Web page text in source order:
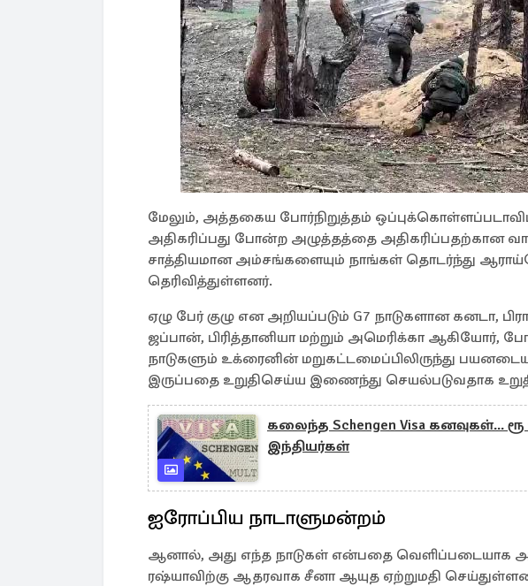
மேலும், அத்தகைய போர்நிறுத்தம்
அதிகரிப்பது போன்ற அழுத்தத்தை அதிகரிப்பதற்கான
சாத்தியமான அம்சங்களையும் நாங்கள் தொடர்ந்து
தெரிவித்துள்ளனர்.
ஏழு பேர் குழு என அறியப்படும் G7 நாடுகளான கனடா,
ஜப்பான், பிரித்தானியா மற்றும் அமெரிக்கா ஆகியோர்,
நாடுகளும் உக்ரைனின் மறுகட்டமைப்பிலிருந்து
இருப்பதை உறுதிசெய்ய இணைந்து செயல்படுவதாக
கலைந்த Schengen Visa கனவுகள்...
இந்தியர்கள்
ஐரோப்பிய நாடாளுமன்றம்
ஆனால், அது எந்த நாடுகள் என்பதை வெளிப்படையாக
ரஷ்யாவிற்கு ஆதரவாக சீனா ஆயுத ஏற்றுமதி